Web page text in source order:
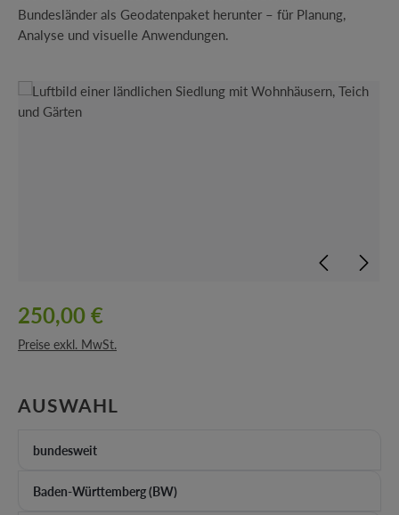
Bundesländer als Geodatenpaket herunter – für Planung,
Analyse und visuelle Anwendungen.
Bildergalerie überspringen
250,00 €
Preise exkl. MwSt.
AUSWAHL
bundesweit
Baden-Württemberg (BW)